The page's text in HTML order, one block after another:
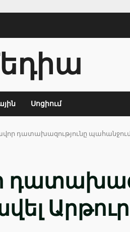
Սոցիում
դատախազությունը պահանջում